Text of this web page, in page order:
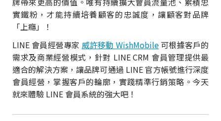
實鐵粉，才能持續培養顧客的忠誠度，讓顧客對品牌
「上癮」！
LINE 會員經營專家 威許移動 WishMobile可根據客戶的
需求及商業經營模式，針對 LINE CRM 會員管理提供最
適合的解決方案，讓品牌可通過 LINE 官方帳號進行深度
會員經營，掌握客戶的輪廓，實踐精準行銷策略。今天
就來體驗 LINE 會員系統的強大吧！